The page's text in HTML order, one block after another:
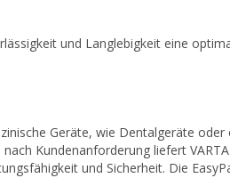
und Langlebigkeit eine
Geräte, wie Dentalgeräte oder
Kundenanforderung liefert
und Sicherheit. Die